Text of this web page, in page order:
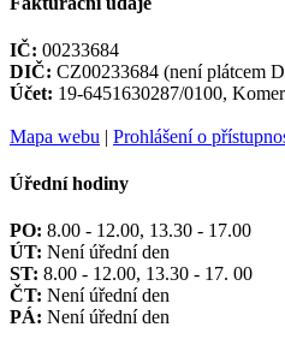
IČ: 00233684
DIČ: CZ00233684 (není plátcem
Účet: 19-6451630287/0100,
Mapa webu | Prohlášení o
Úřední hodiny
PO: 8.00 - 12.00, 13.30 - 17.00
ÚT: Není úřední den
ST: 8.00 - 12.00, 13.30 - 17. 00
ČT: Není úřední den
PÁ: Není úřední den